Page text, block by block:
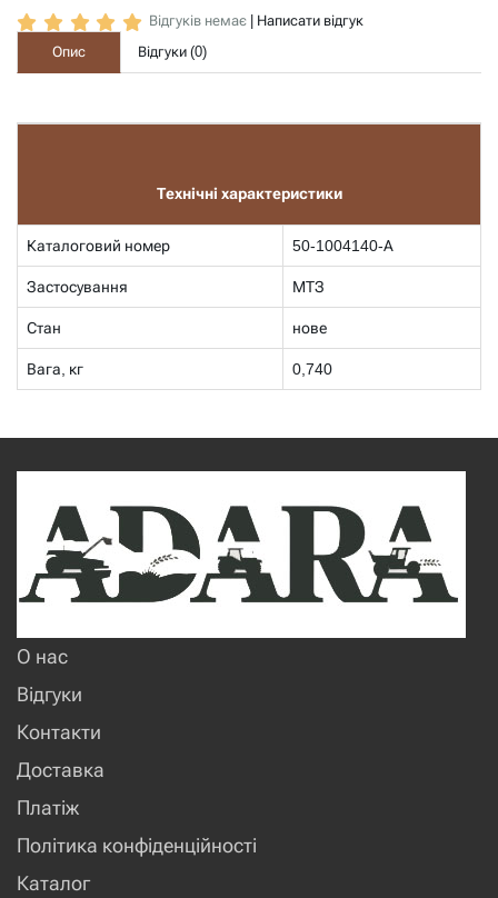
Відгуків немає
Написати відгук
Опис
Відгуки (0)
Технічні характеристики
Каталоговий номер 50-1004140-А
Застосування МТЗ
Стан нове
Вага, кг 0,740
О нас
Відгуки
Контакти
Доставка
Платіж
Політика конфіденційності
Каталог